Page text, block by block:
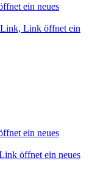
ein neues
Link öffnet ein
ein neues
öffnet ein neues